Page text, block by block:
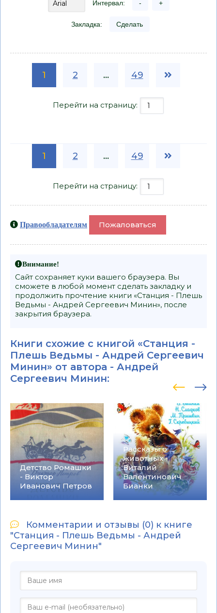
Интервал: - +
Закладка: Сделать
1 2 ... 49
Перейти на страницу:
1 2 ... 49
Перейти на страницу:
Правообладателям Пожаловаться
Внимание!
Сайт сохраняет куки вашего браузера. Вы
сможете в любой момент сделать закладку и
продолжить прочтение книги «Станция - Плешь
Ведьмы - Андрей Сергеевич Минин», после
закрытия браузера.
Книги схожие с книгой «Станция -
Плешь Ведьмы - Андрей Сергеевич
Минин» от автора - Андрей
Сергеевич Минин:
Детство Ромашки
- Виктор
Иванович Петров
Рассказы о
животных -
Виталий
Валентинович
Бианки
Комментарии и отзывы (0) к книге
"Станция - Плешь Ведьмы - Андрей
Сергеевич Минин"